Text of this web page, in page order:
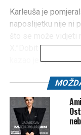
Karleuša je
naposlijetku nije ni
X.”Dobit ćete karte
kazao je uposlenik
Dok je publika
Podsjetimo, ovo
sa realizacijom